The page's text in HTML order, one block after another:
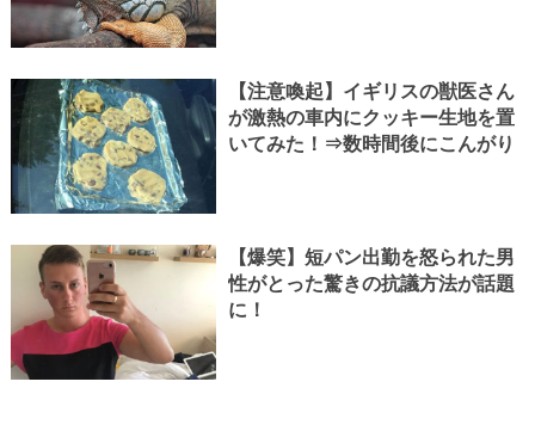
【注意喚起】イギリスの獣医さん
が激熱の車内にクッキー生地を置
いてみた！⇒数時間後にこんがり
【爆笑】短パン出勤を怒られた男
性がとった驚きの抗議方法が話題
に！